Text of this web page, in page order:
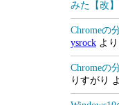
みた【改】
Chromeの
ysrock より
Chromeの
りすがり